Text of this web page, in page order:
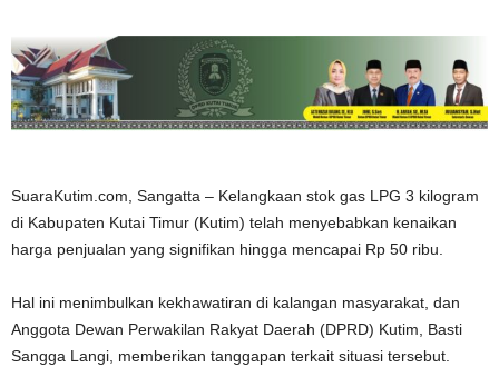
SuaraKutim.com, Sangatta – Kelangkaan stok gas LPG 3 kilogram
di Kabupaten Kutai Timur (Kutim) telah menyebabkan kenaikan
harga penjualan yang signifikan hingga mencapai Rp 50 ribu.
Hal ini menimbulkan kekhawatiran di kalangan masyarakat, dan
Anggota Dewan Perwakilan Rakyat Daerah (DPRD) Kutim, Basti
Sangga Langi, memberikan tanggapan terkait situasi tersebut.